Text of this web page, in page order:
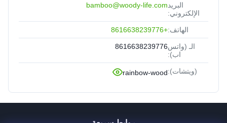
البريد
الإلكتروني:
bamboo@woody-life.com
الهاتف:+8616638239776
الـ (واتس
اب):
8616638239776
(ويتشات):rainbow-wood